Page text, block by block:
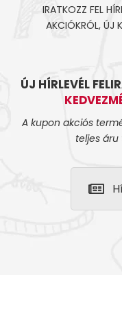
IRATKOZZ FEL
AKCIÓKRÓL, ÚJ
ÚJ HÍRLEVÉL
A kupon akciós
teljes áru